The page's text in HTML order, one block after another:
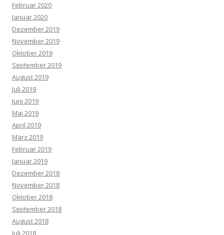
Februar 2020
Januar 2020
Dezember 2019
November 2019
Oktober 2019
September 2019
August 2019
Juli 2019
Juni 2019
Mai 2019
April 2019
März 2019
Februar 2019
Januar 2019
Dezember 2018
November 2018
Oktober 2018
September 2018
August 2018
Juli 2018